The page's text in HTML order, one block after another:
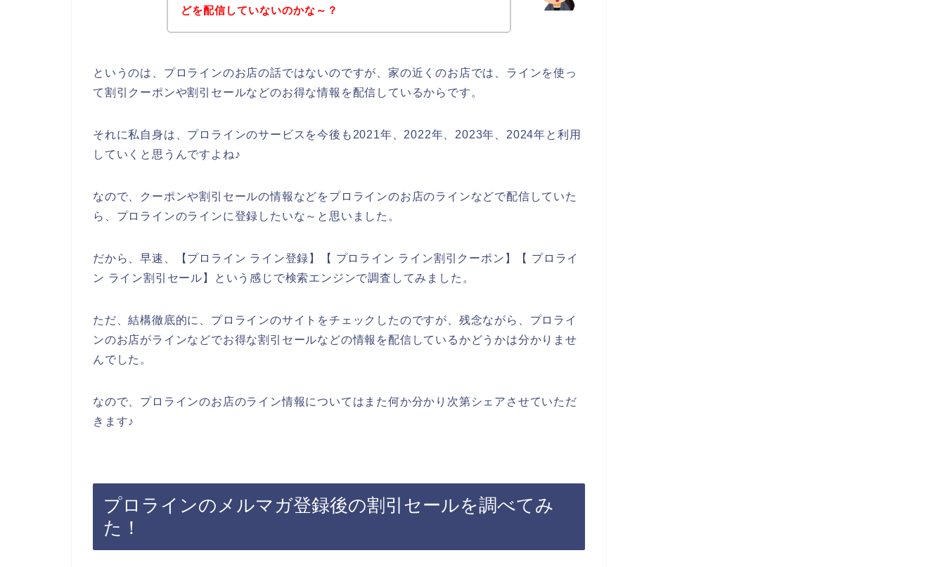
どを配信していないのかな～？
というのは、プロラインのお店の話ではないのですが、家の近くのお店では、ラインを使っ
て割引クーポンや割引セールなどのお得な情報を配信しているからです。
それに私自身は、プロラインのサービスを今後も2021年、2022年、2023年、2024年と利用
していくと思うんですよね♪
なので、クーポンや割引セールの情報などをプロラインのお店のラインなどで配信していた
ら、プロラインのラインに登録したいな～と思いました。
だから、早速、【プロライン ライン登録】【 プロライン ライン割引クーポン】【 プロライ
ン ライン割引セール】という感じで検索エンジンで調査してみました。
ただ、結構徹底的に、プロラインのサイトをチェックしたのですが、残念ながら、プロライ
ンのお店がラインなどでお得な割引セールなどの情報を配信しているかどうかは分かりませ
んでした。
なので、プロラインのお店のライン情報についてはまた何か分かり次第シェアさせていただ
きます♪
プロラインのメルマガ登録後の割引セールを調べてみ
た！